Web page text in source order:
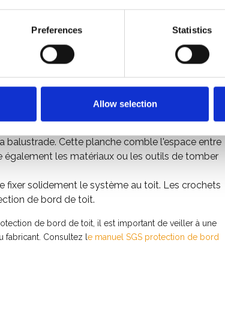
Preferences Statistics
Allow selection
éléments suivants :
soutenue par des montants robustes placés à
Ces montants assurent la stabilité et la solidité du
sont fixées aux montants. La hauteur du
corps empêche les personnes de tomber par-
balustrade. Cette planche comble l'espace entre
les matériaux ou les outils de tomber
fixer solidement le système au toit. Les crochets
de bord de toit.
de bord de toit, il est important de veiller à une
Consultez l e manuel SGS protection de bord